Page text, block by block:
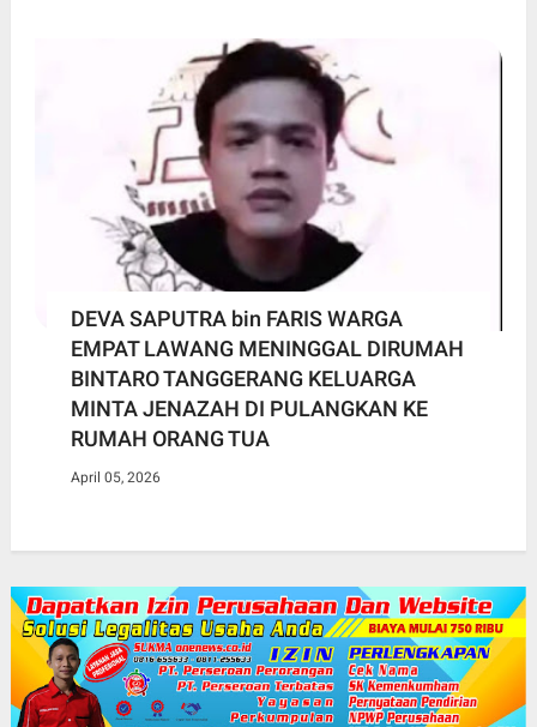
DEVA SAPUTRA bin FARIS WARGA
EMPAT LAWANG MENINGGAL DIRUMAH
BINTARO TANGGERANG KELUARGA
MINTA JENAZAH DI PULANGKAN KE
RUMAH ORANG TUA
April 05, 2026